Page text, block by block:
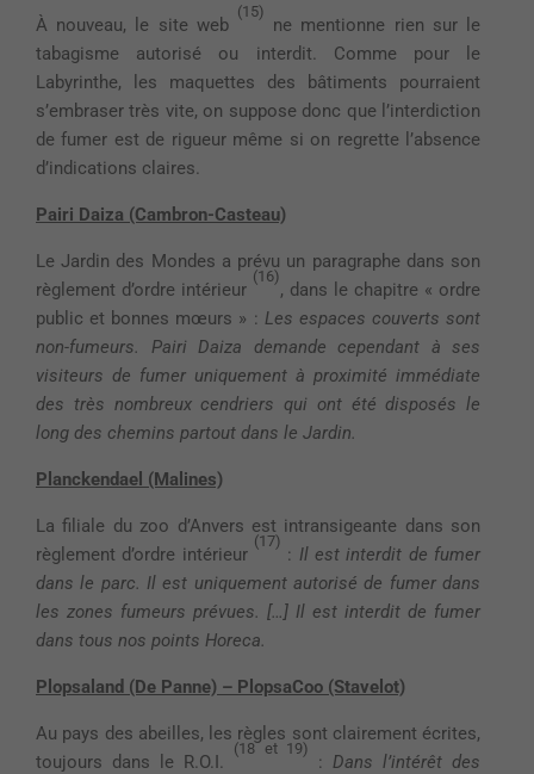
À nouveau, le site web
(15)
ne mentionne rien sur le
tabagisme autorisé ou interdit. Comme pour le
Labyrinthe, les maquettes des bâtiments pourraient
s’embraser très vite, on suppose donc que l’interdiction
de fumer est de rigueur même si on regrette l’absence
d’indications claires.
Pairi Daiza (Cambron-Casteau)
Le Jardin des Mondes a prévu un paragraphe dans son
règlement d’ordre intérieur
(16)
, dans le chapitre « ordre
public et bonnes mœurs » : Les espaces couverts sont
non-fumeurs. Pairi Daiza demande cependant à ses
visiteurs de fumer uniquement à proximité immédiate
des très nombreux cendriers qui ont été disposés le
long des chemins partout dans le Jardin.
Planckendael (Malines)
La filiale du zoo d’Anvers est intransigeante dans son
règlement d’ordre intérieur
(17)
: Il est interdit de fumer
dans le parc. Il est uniquement autorisé de fumer dans
les zones fumeurs prévues. […] Il est interdit de fumer
dans tous nos points Horeca.
Plopsaland (De Panne) – PlopsaCoo (Stavelot)
Au pays des abeilles, les règles sont clairement écrites,
toujours dans le R.O.I.
(18 et 19)
: Dans l’intérêt des